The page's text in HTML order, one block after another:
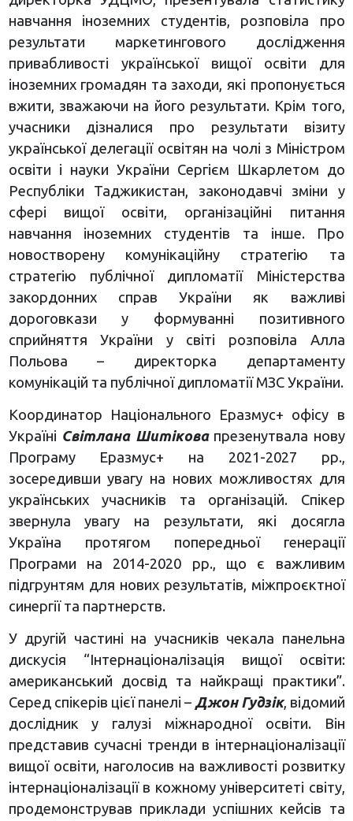
навчання іноземних студентів, розповіла про
результати маркетингового дослідження
привабливості української вищої освіти для
іноземних громадян та заходи, які пропонується
вжити, зважаючи на його результати. Крім того,
учасники дізналися про результати візиту
української делегації освітян на чолі з Міністром
освіти і науки України Сергієм Шкарлетом до
Республіки Таджикистан, законодавчі зміни у
сфері вищої освіти, організаційні питання
навчання іноземних студентів та інше. Про
новостворену комунікаційну стратегію та
стратегію публічної дипломатії Міністерства
закордонних справ України як важливі
дороговкази у формуванні позитивного
сприйняття України у світі розповіла Алла
Польова – директорка департаменту
комунікацій та публічної дипломатії МЗС України.
Координатор Національного Еразмус+ офісу в
Україні Світлана Шитіковапрезенутвала нову
Програму Еразмус+ на 2021-2027 рр.,
зосередивши увагу на нових можливостях для
українських учасників та організацій. Спікер
звернула увагу на результати, які досягла
Україна протягом попередньої генерації
Програми на 2014-2020 рр., що є важливим
підгрунтям для нових результатів, міжпроєктної
синергії та партнерств.
У другій частині на учасників чекала панельна
дискусія “Інтернаціоналізація вищої освіти:
американський досвід та найкращі практики”.
Серед спікерів цієї панелі – Джон Гудзік, відомий
дослідник у галузі міжнародної освіти. Він
представив сучасні тренди в інтернаціоналізації
вищої освіти, наголосив на важливості розвитку
інтернаціоналізації в кожному університеті світу,
продемонстрував приклади успішних кейсів та